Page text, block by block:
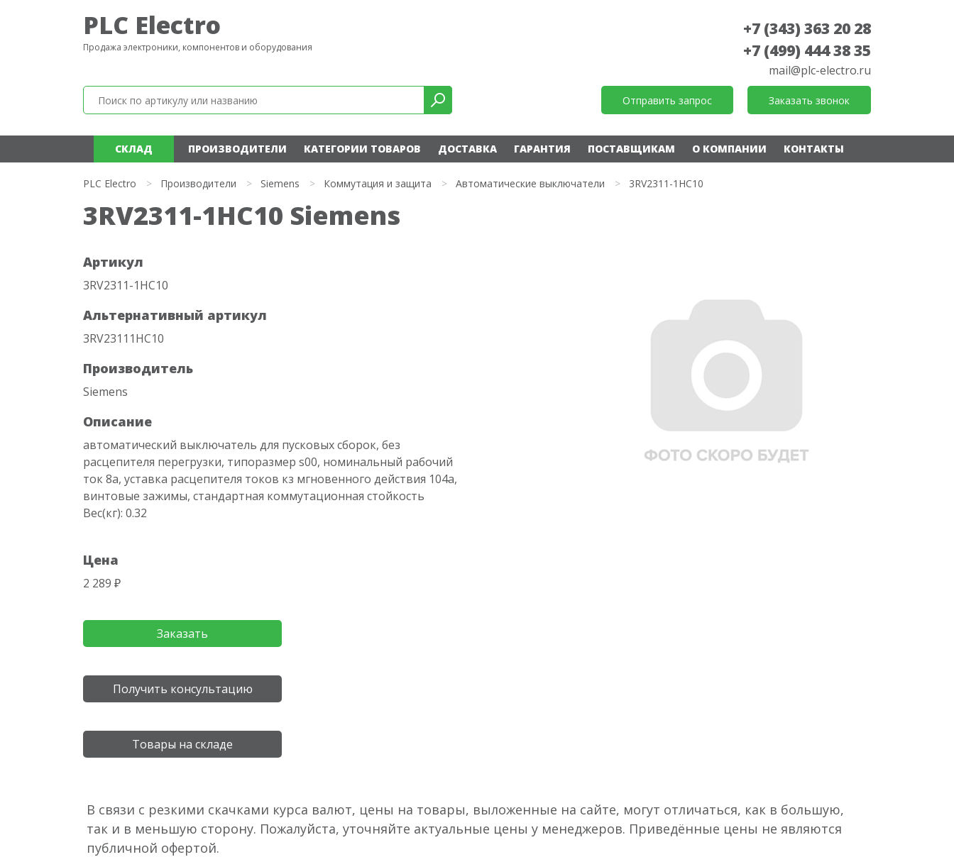
PLC Electro
Продажа электроники, компонентов и оборудования
+7 (343) 363 20 28
+7 (499) 444 38 35
mail@plc-electro.ru
Отправить запрос Заказать звонок
СКЛАД ПРОИЗВОДИТЕЛИ КАТЕГОРИИ ТОВАРОВ ДОСТАВКА ГАРАНТИЯ ПОСТАВЩИКАМ О КОМПАНИИ КОНТАКТЫ
PLC Electro > Производители > Siemens > Коммутация и защита > Автоматические выключатели > 3RV2311-1HC10
3RV2311-1HC10 Siemens
Артикул
3RV2311-1HC10
Альтернативный артикул
3RV23111HC10
Производитель
Siemens
Описание
автоматический выключатель для пусковых сборок, без
расцепителя перегрузки, типоразмер s00, номинальный рабочий
ток 8a, уставка расцепителя токов кз мгновенного действия 104a,
винтовые зажимы, стандартная коммутационная стойкость
Вес(кг): 0.32
Цена
2 289 ₽
Заказать
Получить консультацию
Товары на складе
В связи с резкими скачками курса валют, цены на товары, выложенные на сайте, могут отличаться, как в большую,
так и в меньшую сторону. Пожалуйста, уточняйте актуальные цены у менеджеров. Приведённые цены не являются
публичной офертой.